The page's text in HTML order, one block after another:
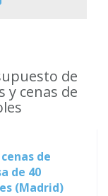
de
y cenas de
de
de 40
(Madrid)